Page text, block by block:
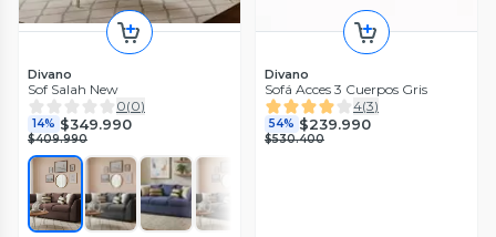
Divano
Sof Salah New
0(0)
14% $349.990
$409.990
Divano
Sofá Acces 3 Cuerpos Gris
4(3)
54% $239.990
$530.400